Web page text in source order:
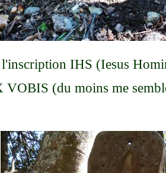
IHS (Iesus
VOBIS (du moins me